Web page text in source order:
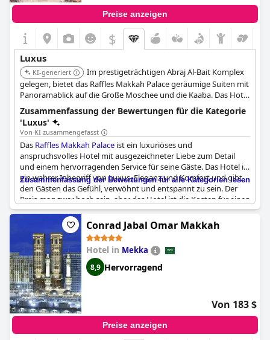
Preise anzeigen
$
Luxus
KI-generiert
Im prestigeträchtigen Abraj Al-Bait Komplex
gelegen, bietet das Raffles Makkah Palace geräumige Suiten mit
Panoramablick auf die Große Moschee und die Kaaba. Das Hotel
ist bekannt für seine klassische Eleganz und bietet einen 24-
Stunden-Personal-Butler-Service. Es verfügt auch über
verschiedene Speisemöglichkeiten und Annehmlichkeiten wie
ein Spa und ein türkisches Hamam.
Zusammenfassung der Bewertungen für die Kategorie
'Luxus'
Von KI zusammengefasst
Das Raffles Makkah Palace ist ein luxuriöses und
anspruchsvolles Hotel mit ausgezeichneter Liebe zum Detail
und einem hervorragenden Service für seine Gäste. Das Hotel ist
ein wahrer Inbegriff von Luxus, Eleganz und Komfort und gibt
den Gästen das Gefühl, verwöhnt und entspannt zu sein. Der
Preis mag zwar hoch sein, aber das Hotel ist die Kosten für einen
unvergesslichen Aufenthalt im Herzen Mekkas allemal wert. Die
Zimmer des Palace sind von außergewöhnlicher Qualität und
zeichnen sich durch tadellose Sauberkeit, modernste
Einrichtungen und ein Höchstmaß an Komfort aus. Die
Bemühungen der Hotelleitung, ein professionelles und
innovatives Umfeld zu schaffen und dabei den Schwerpunkt auf
einen hochwertigen Service zu legen, sind unübersehbar. Das
Hotel ist wunderschön, entspannend und komfortabel und
weckt in seinen Gästen ein Gefühl der Ehrfurcht und des
Staunens. Insgesamt ist das
in jeder
Hinsicht ein ausgezeichnetes, luxuriöses Hotel.
Zusammenfassung der Bewertungen für alle Kategorien lesen
Conrad Jabal Omar Makkah
Hotel in Mekka
8,9 Hervorragend
Von 183 $
Preise anzeigen